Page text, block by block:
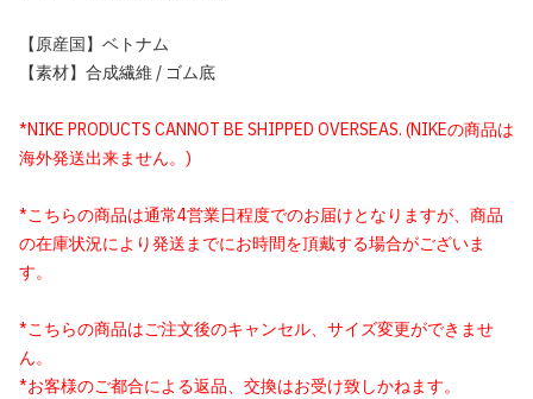
【原産国】ベトナム
【素材】合成繊維 / ゴム底
*NIKE PRODUCTS CANNOT BE SHIPPED OVERSEAS. (NIKEの商品は
海外発送出来ません。)
*こちらの商品は通常4営業日程度でのお届けとなりますが、商品
の在庫状況により発送までにお時間を頂戴する場合がございま
す。
*こちらの商品はご注文後のキャンセル、サイズ変更ができませ
ん。
*お客様のご都合による返品、交換はお受け致しかねます。